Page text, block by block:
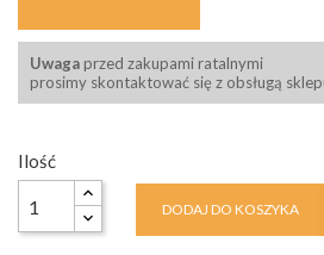
Uwaga przed zakupami ratalnymi
prosimy skontaktować się z obsługą
Ilość
DODAJ DO KOSZYKA